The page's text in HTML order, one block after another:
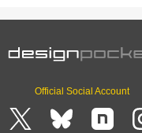
Official Social Account